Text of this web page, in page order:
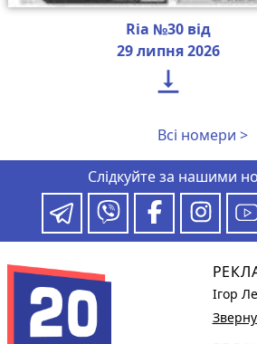
Ria №30 від
29 липня 2026

Всі номери >
Слідкуйте за нашими
Ігор